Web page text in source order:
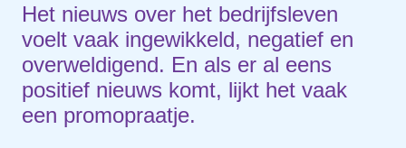
Het nieuws over het bedrijfsleven
voelt vaak ingewikkeld, negatief en
overweldigend. En als er al eens
positief nieuws komt, lijkt het vaak
een promopraatje.